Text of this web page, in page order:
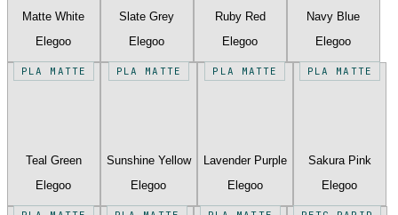
Matte White
Elegoo
Slate Grey
Elegoo
Ruby Red
Elegoo
Navy Blue
Elegoo
PLA MATTE
Teal Green
Elegoo
PLA MATTE
Sunshine Yellow
Elegoo
PLA MATTE
Lavender Purple
Elegoo
PLA MATTE
Sakura Pink
Elegoo